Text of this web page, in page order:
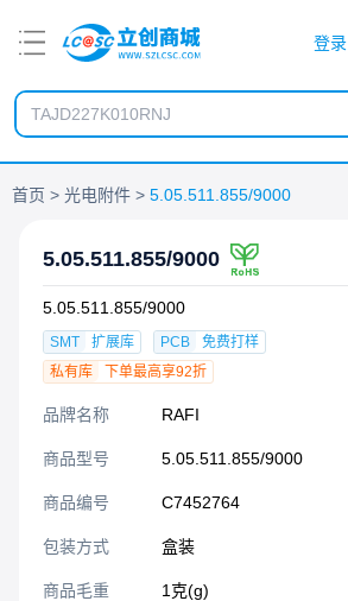
登录
首页 光电附件 5.05.511.855/9000
5.05.511.855/9000
5.05.511.855/9000
SMT 扩展库 PCB
免费打样
私有库
下单最高享92折
品牌名称 RAFI
商品型号 5.05.511.855/9000
商品编号 C7452764
包装方式 盒装
商品毛重 1克(g)